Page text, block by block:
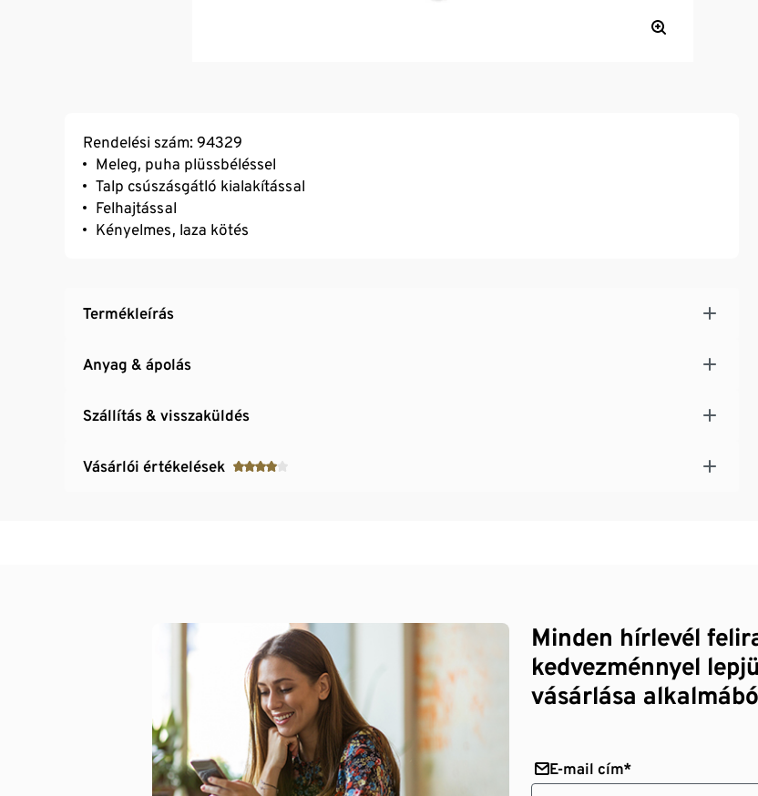
Rendelési szám: 94329
Meleg, puha plüssbéléssel
Talp csúszásgátló kialakítással
Felhajtással
Kényelmes, laza kötés
Termékleírás
Anyag & ápolás
Szállítás & visszaküldés
Vásárlói értékelések
Minden hírlevél
kedvezménnyel
vásárlása
E-mail cím*